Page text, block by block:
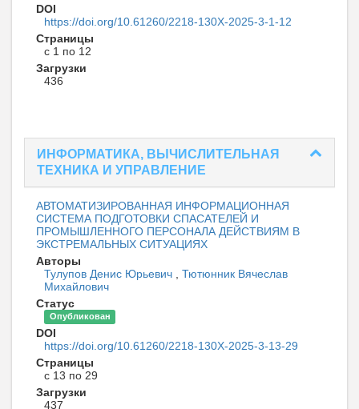
DOI
https://doi.org/10.61260/2218-130X-2025-3-1-12
Страницы
с 1 по 12
Загрузки
436
ИНФОРМАТИКА, ВЫЧИСЛИТЕЛЬНАЯ
ТЕХНИКА И УПРАВЛЕНИЕ
АВТОМАТИЗИРОВАННАЯ ИНФОРМАЦИОННАЯ
СИСТЕМА ПОДГОТОВКИ СПАСАТЕЛЕЙ И
ПРОМЫШЛЕННОГО ПЕРСОНАЛА ДЕЙСТВИЯМ В
ЭКСТРЕМАЛЬНЫХ СИТУАЦИЯХ
Авторы
Тулупов Денис Юрьевич
Тютюнник Вячеслав
Михайлович
Статус
Опубликован
DOI
https://doi.org/10.61260/2218-130X-2025-3-13-29
Страницы
с 13 по 29
Загрузки
437